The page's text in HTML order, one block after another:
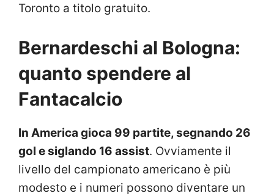
Toronto a titolo gratuito.
Bernardeschi al Bologna:
quanto spendere al
Fantacalcio
In America gioca 99 partite, segnando 26
gol e siglando 16 assist. Ovviamente il
livello del campionato americano è più
modesto e i numeri possono diventare un